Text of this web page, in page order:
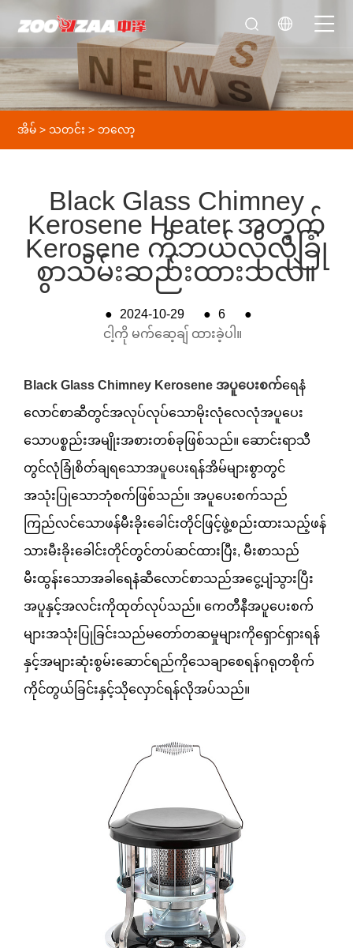
အိမ် > သတင်း >ဘလော့
Black Glass Chimney
Kerosene Heater အတွက်
Kerosene ကိုဘယ်လိုလုံခြုံ
စွာသိမ်းဆည်းထားသလဲ။
● 2024-10-29 ● 6
●
ငါ့ကို မက်ဆေ့ချ် ထားခဲ့ပါ။
Black Glass Chimney Kerosene အပူပေးစက်ရေနံ
လောင်စာဆီတွင်အလုပ်လုပ်သောမိုးလုံလေလုံအပူပေး
သောပစ္စည်းအမျိုးအစားတစ်ခုဖြစ်သည်။ ဆောင်းရာသီ
တွင်လုံခြုံစိတ်ချရသောအပူပေးရန်အိမ်များစွာတွင်
အသုံးပြုသောဘုံစက်ဖြစ်သည်။ အပူပေးစက်သည်
ကြည်လင်သောဖန်မီးခိုးခေါင်းတိုင်ဖြင့်ဖွဲ့စည်းထားသည့်ဖန်
သားမီးခိုးခေါင်းတိုင်တွင်တပ်ဆင်ထားပြီး, မီးစာသည်
မီးထွန်းသောအခါရေနံဆီလောင်စာသည်အငွေ့ပျံသွားပြီး
အပူနှင့်အလင်းကိုထုတ်လုပ်သည်။ ကေတီနီအပူပေးစက်
များအသုံးပြုခြင်းသည်မတော်တဆမှုများကိုရှောင်ရှားရန်
နှင့်အများဆုံးစွမ်းဆောင်ရည်ကိုသေချာစေရန်ဂရုတစိုက်
ကိုင်တွယ်ခြင်းနှင့်သိုလှောင်ရန်လိုအပ်သည်။